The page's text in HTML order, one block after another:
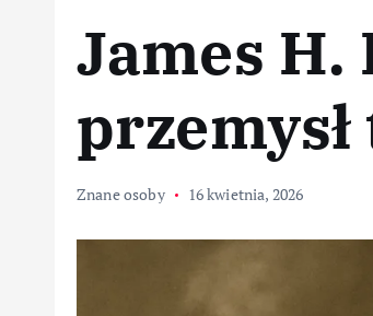
James
Znane osoby 16 kwietnia, 2026